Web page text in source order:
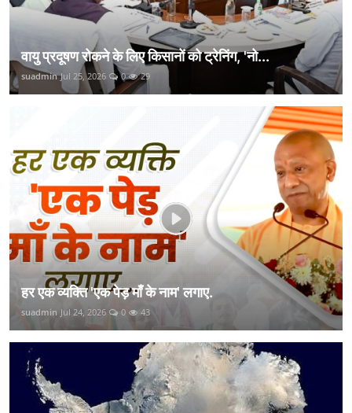
वायु प्रदूषण रोकने के लिए किसानों को ट्रेनिंग, 'नो...
suadmin Jul 25, 2026 0 29
हर एक व्यक्ति 'एक पेड़ माँ के नाम' लगाए.
suadmin Jul 24, 2026 0 43